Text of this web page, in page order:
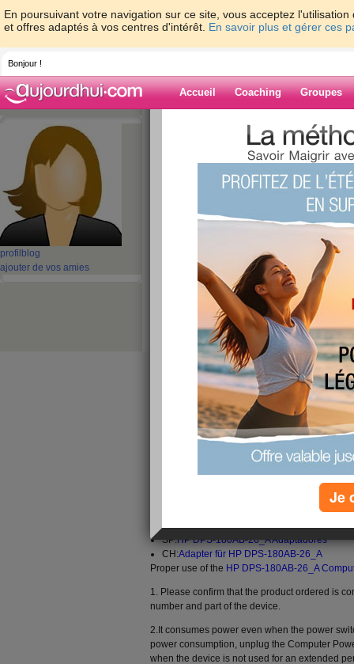
En poursuivant votre navigation sur ce site, vous acceptez
et offres adaptés à vos centres d'intérêt. En savoir plus et gérer ces
Bonjour !
Accueil Coaching Groupes
profil blog
ajouter de vos amies
>
>
Computer Power Supply
Blog de
Superb Choice
26_A Computer
publié le 04/07/2019 à 11:27
HP Computer Power Supply DPS-
Replacement New HP Computer Power
If the product is not what you expected or if
completely reimbursed.100% Guaranteed to
manufacturer's power specifications.
Brand : HP
Input Voltage : 100-240V ~,50-60Hz,2.3A
DC Output : +12.1V==14.88A 180W
Encoding : HPQ17128_Se
Supported models : DPS-180AB-26A
Computer Power
DE:HP DPS-180AB-26_A Adapter
SP:HP DPS-180AB-26_A Adaptadores
CH:Adapter für HP DPS-180AB-26_A
Proper use of the HP DPS-180AB-26_A
1. Please confirm that the product ordered is
number and part of the device.
2.It consumes power even when the power
power consumption, unplug the Computer
when the device is not used for an extended
Je